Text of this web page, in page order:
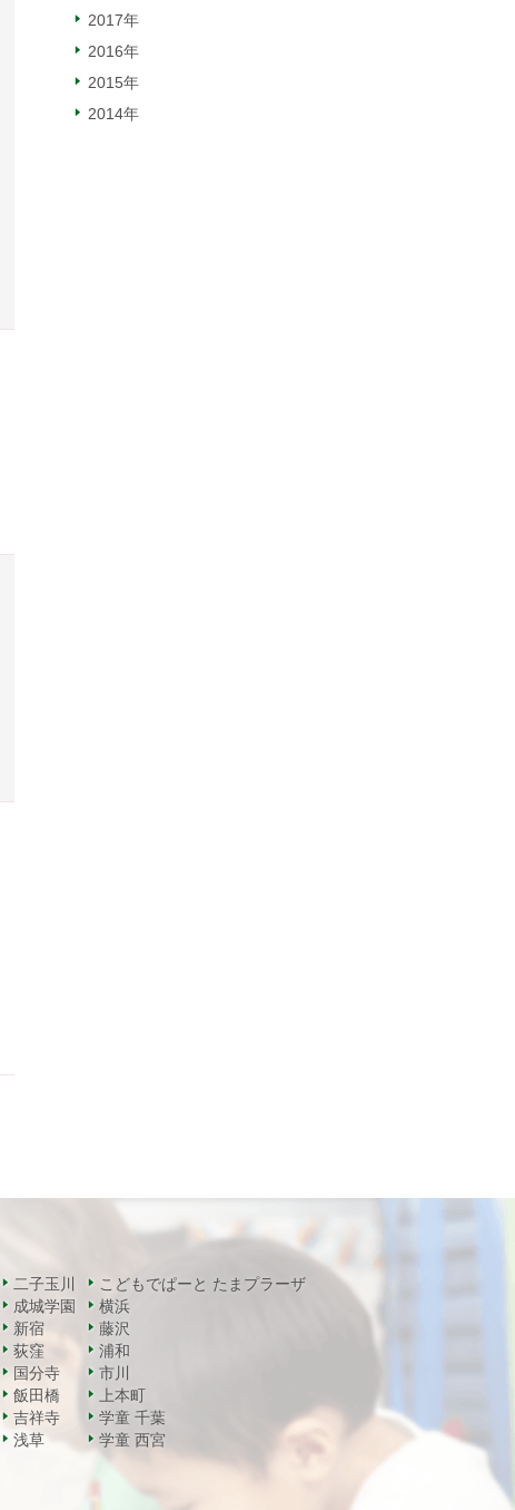
2017年
2016年
2015年
2014年
二子玉川
成城学園
新宿
荻窪
国分寺
飯田橋
吉祥寺
浅草
こどもでぱーと たまプラーザ
横浜
藤沢
浦和
市川
上本町
学童 千葉
学童 西宮